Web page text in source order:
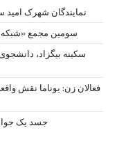
نمايندگان شهرک امید
سومین مجمع «شبکه
سکینه بیگزاد،
فعالان زن: یوناما نقش
جسد یک